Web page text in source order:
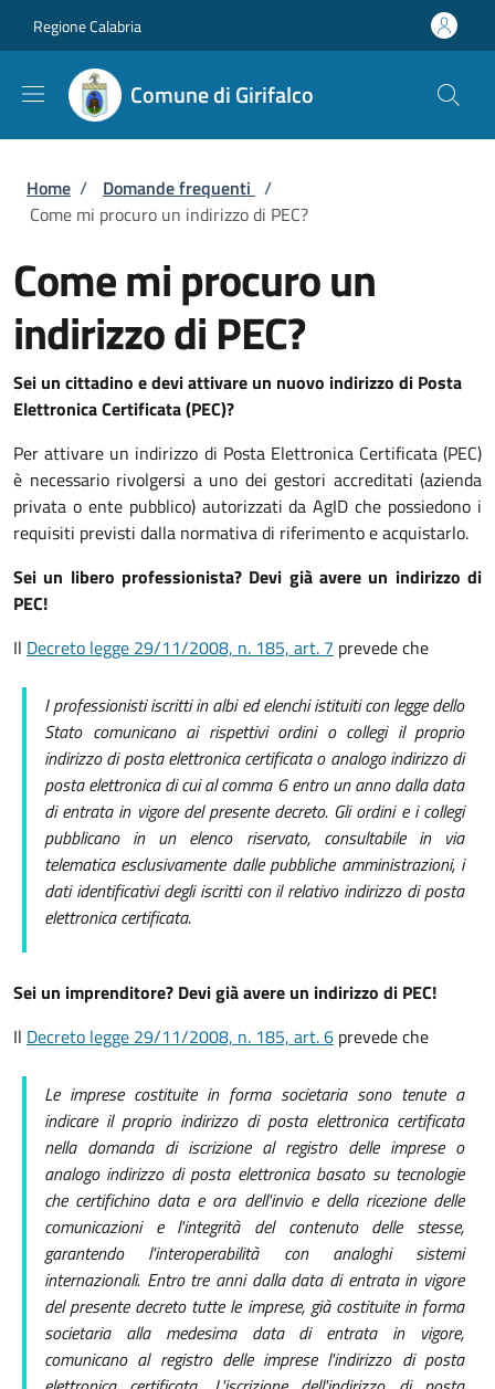
Regione Calabria
Comune di Girifalco
Briciole di pane
Home / Domande frequenti /
Come mi procuro un indirizzo di PEC?
Come mi procuro un
indirizzo di PEC?
Sei un cittadino e devi attivare un nuovo indirizzo di Posta
Elettronica Certificata (PEC)?
Per attivare un indirizzo di Posta Elettronica Certificata (PEC)
è necessario rivolgersi a uno dei gestori accreditati (azienda
privata o ente pubblico) autorizzati da AgID che possiedono i
requisiti previsti dalla normativa di riferimento e acquistarlo.
Sei un libero professionista? Devi già avere un indirizzo di
PEC!
Il Decreto legge 29/11/2008, n. 185, art. 7 prevede che
I professionisti iscritti in albi ed elenchi istituiti con legge dello
Stato comunicano ai rispettivi ordini o collegi il proprio
indirizzo di posta elettronica certificatao analogo indirizzo di
posta elettronica di cui al comma 6entro un anno dalla data
di entrata in vigore del presente decreto. Gli ordini e i collegi
pubblicano in un elenco riservato, consultabile in via
telematica esclusivamente dalle pubbliche amministrazioni, i
dati identificativi degli iscritti con il relativo indirizzo di posta
elettronica certificata.
Sei un imprenditore? Devi già avere un indirizzo di PEC!
Il Decreto legge 29/11/2008, n. 185, art. 6 prevede che
Le imprese costituite in forma societaria sono tenute a
indicare il proprio indirizzo di posta elettronica certificata
nella domanda di iscrizione al registro delle imprese o
analogo indirizzo di posta elettronica basato su tecnologie
che certifichino data e ora dell'invio e della ricezione delle
comunicazioni e l'integrità del contenuto delle stesse,
garantendo l'interoperabilità con analoghi sistemi
internazionali. Entro tre anni dalla data di entrata in vigore
del presente decreto tutte le imprese, già costituite in forma
societaria alla medesima data di entrata in vigore,
comunicano al registro delle imprese l'indirizzo di posta